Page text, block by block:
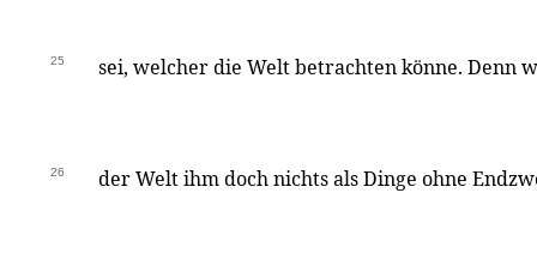
25 sei, welcher die Welt betrachten könne. Denn
26 der Welt ihm doch nichts als Dinge ohne